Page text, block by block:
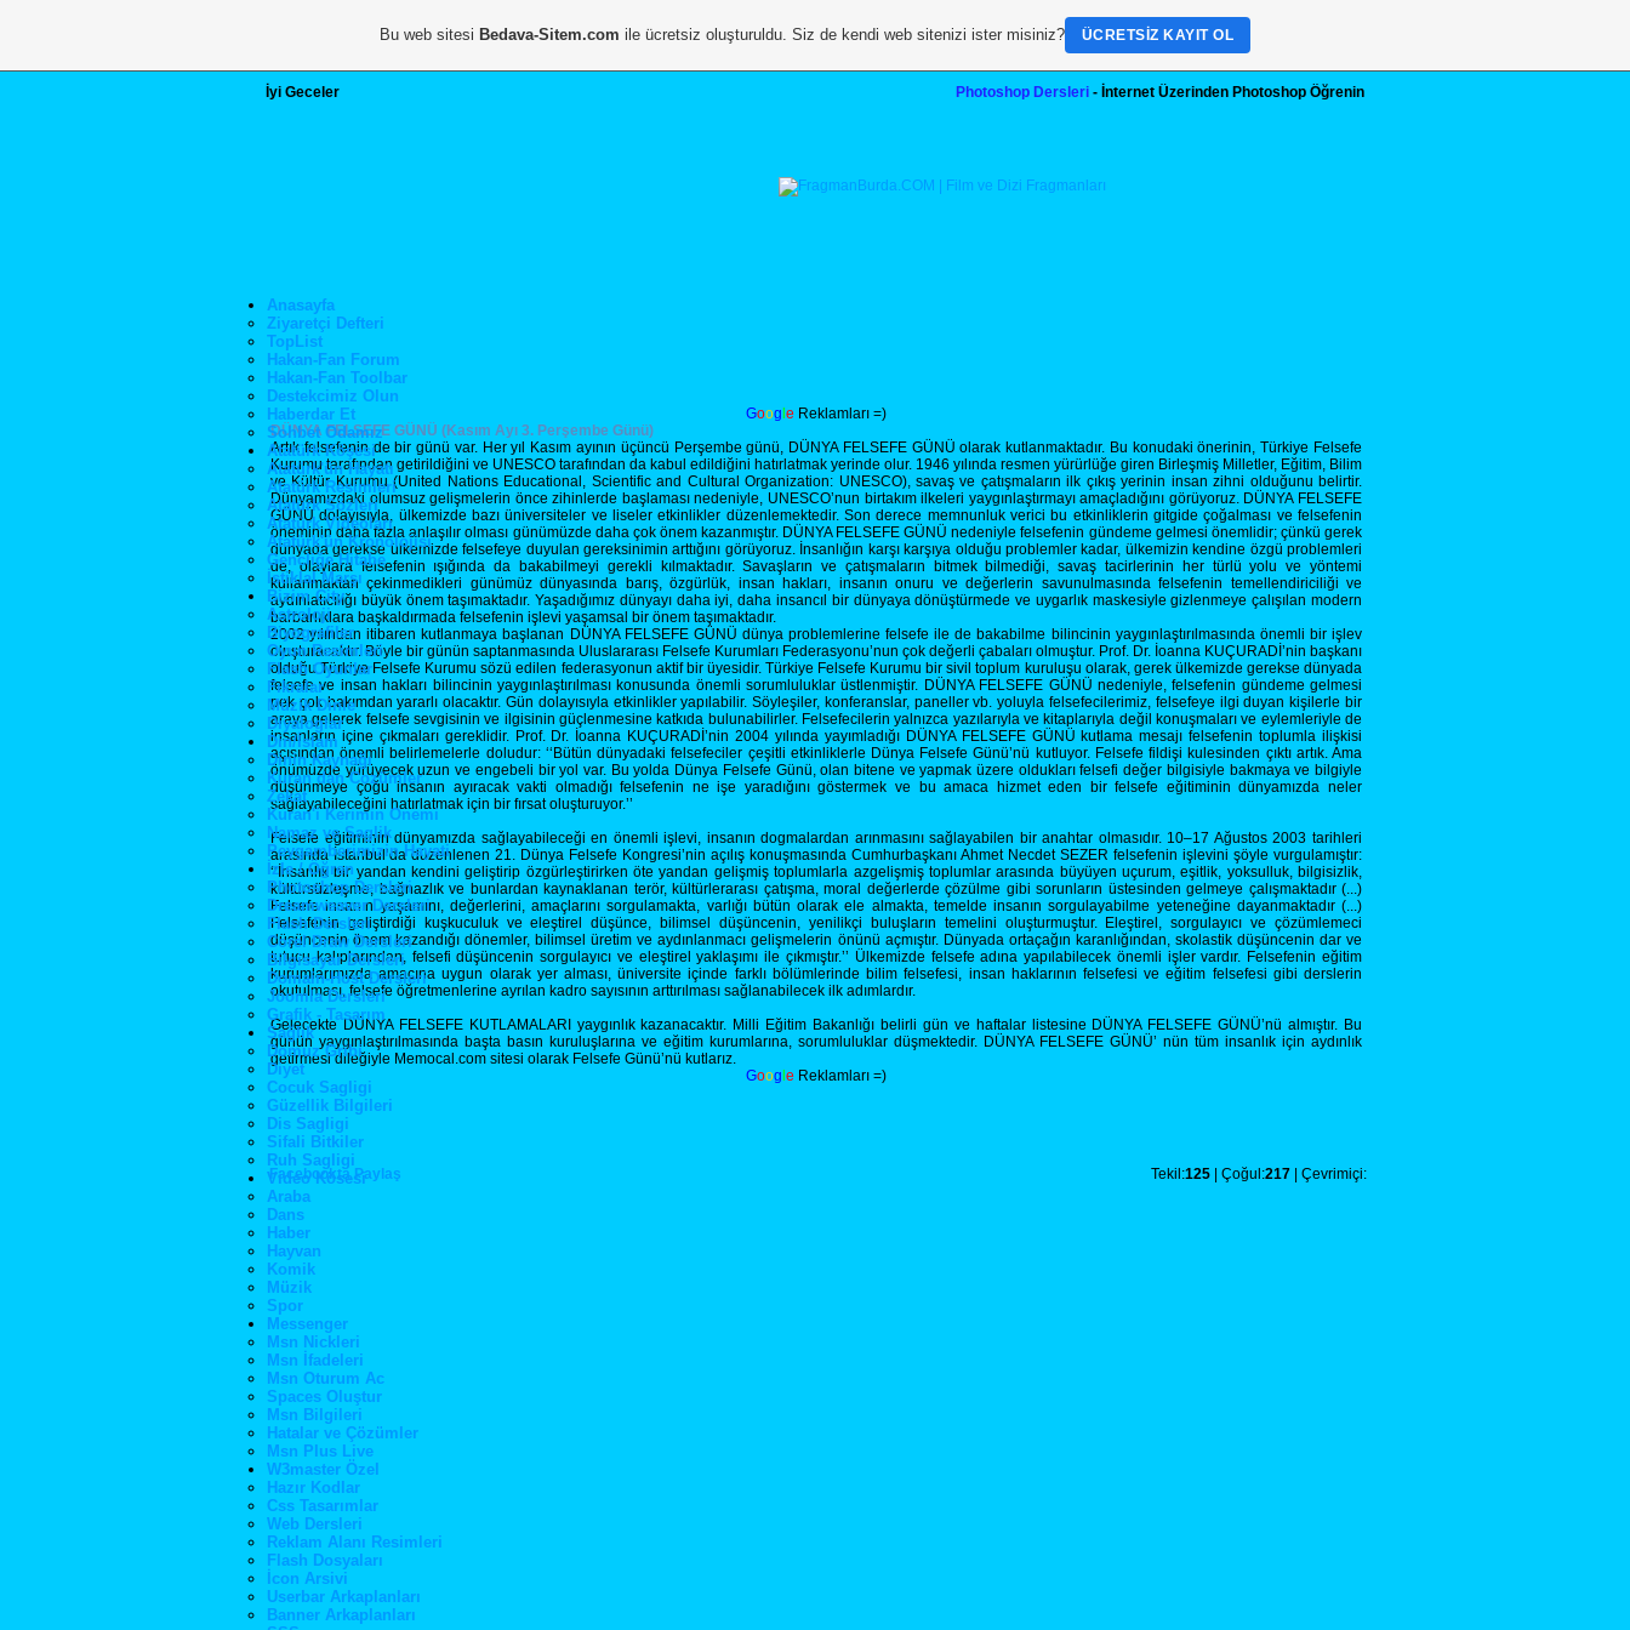
İyi Geceler Photoshop Dersleri - İnternet Üzerinden Photoshop Öğrenin
Anasayfa
Ziyaretçi Defteri
TopList
Hakan-Fan Forum
Hakan-Fan Toolbar
Destekcimiz Olun
Haberdar Et
Sohbet Odamız
Atatürk Köşesi
Atatürk'ün Hayatı
Atatürk Resimleri
Atatürk Sözleri
Atatürk Videoları
Atatürk'ün Kronolojisi
Gencliğe Hitabe
İstiklal Marşı
Bizim City
Astroloji
Biyografiler
Oyun Resimleri
Flash Oyunlar
Fıkralar
Müzik Dinle
Diyaloglar
Din/İslam
Dinin Kaynağı
Kuran dan Cozümler
Zekat
Kuran'i Kerimin Onemi
Namaz ve Saglik
Peygamberimizin Hayati
İzle / Öğren
Photoshop Dersleri
Dreamweaver Dersleri
Flash Dersleri
Corel Draw Dersleri
Bilgisayar Dersleri
Domain-Host Dersleri
Joomla Dersleri
Grafik - Tasarım
Sağlık
Domuz Gribi
Diyet
Cocuk Sagligi
Güzellik Bilgileri
Dis Sagligi
Sifali Bitkiler
Ruh Sagligi
Video Kösesi
Araba
Dans
Haber
Hayvan
Komik
Müzik
Spor
Messenger
Msn Nickleri
Msn İfadeleri
Msn Oturum Ac
Spaces Oluştur
Msn Bilgileri
Hatalar ve Çözümler
Msn Plus Live
W3master Özel
Hazır Kodlar
Css Tasarımlar
Web Dersleri
Reklam Alanı Resimleri
Flash Dosyaları
İcon Arsivi
Userbar Arkaplanları
Banner Arkaplanları
Goog e Reklamları =)
DÜNYA FELSEFE GÜNÜ (Kasım Ayı 3. Perşembe Günü)
Artık felsefenin de bir günü var. Her yıl Kasım ayının üçüncü Perşembe günü, DÜNYA FELSEFE GÜNÜ olarak kutlanmaktadır. Bu konudaki önerinin, Türkiye Felsefe
Kurumu tarafından getirildiğini ve UNESCO tarafından da kabul edildiğini hatırlatmak yerinde olur. 1946 yılında resmen yürürlüğe giren Birleşmiş Milletler, Eğitim, Bilim
ve Kültür Kurumu (United Nations Educational, Scientific and Cultural Organization: UNESCO), savaş ve çatışmaların ilk çıkış yerinin insan zihni olduğunu belirtir.
Dünyamızdaki olumsuz gelişmelerin önce zihinlerde başlaması nedeniyle, UNESCO’nun birtakım ilkeleri yaygınlaştırmayı amaçladığını görüyoruz. DÜNYA FELSEFE
GÜNÜ dolayısıyla, ülkemizde bazı üniversiteler ve liseler etkinlikler düzenlemektedir. Son derece memnunluk verici bu etkinliklerin gitgide çoğalması ve felsefenin
öneminin daha fazla anlaşılır olması günümüzde daha çok önem kazanmıştır. DÜNYA FELSEFE GÜNÜ nedeniyle felsefenin gündeme gelmesi önemlidir; çünkü gerek
dünyada gerekse ülkemizde felsefeye duyulan gereksinimin arttığını görüyoruz. İnsanlığın karşı karşıya olduğu problemler kadar, ülkemizin kendine özgü problemleri
de, olaylara felsefenin ışığında da bakabilmeyi gerekli kılmaktadır. Savaşların ve çatışmaların bitmek bilmediği, savaş tacirlerinin her türlü yolu ve yöntemi
kullanmaktan çekinmedikleri günümüz dünyasında barış, özgürlük, insan hakları, insanın onuru ve değerlerin savunulmasında felsefenin temellendiriciliği ve
aydınlatıcılığı büyük önem taşımaktadır. Yaşadığımız dünyayı daha iyi, daha insancıl bir dünyaya dönüştürmede ve uygarlık maskesiyle gizlenmeye çalışılan modern
barbarlıklara başkaldırmada felsefenin işlevi yaşamsal bir önem taşımaktadır.
2002 yılından itibaren kutlanmaya başlanan DÜNYA FELSEFE GÜNÜ dünya problemlerine felsefe ile de bakabilme bilincinin yaygınlaştırılmasında önemli bir işlev
oluşturacaktır. Böyle bir günün saptanmasında Uluslararası Felsefe Kurumları Federasyonu’nun çok değerli çabaları olmuştur. Prof. Dr. İoanna KUÇURADİ’nin başkanı
olduğu Türkiye Felsefe Kurumu sözü edilen federasyonun aktif bir üyesidir. Türkiye Felsefe Kurumu bir sivil toplum kuruluşu olarak, gerek ülkemizde gerekse dünyada
felsefe ve insan hakları bilincinin yaygınlaştırılması konusunda önemli sorumluluklar üstlenmiştir. DÜNYA FELSEFE GÜNÜ nedeniyle, felsefenin gündeme gelmesi
pek çok bakımdan yararlı olacaktır. Gün dolayısıyla etkinlikler yapılabilir. Söyleşiler, konferanslar, paneller vb. yoluyla felsefecilerimiz, felsefeye ilgi duyan kişilerle bir
araya gelerek felsefe sevgisinin ve ilgisinin güçlenmesine katkıda bulunabilirler. Felsefecilerin yalnızca yazılarıyla ve kitaplarıyla değil konuşmaları ve eylemleriyle de
insanların içine çıkmaları gereklidir. Prof. Dr. İoanna KUÇURADİ’nin 2004 yılında yayımladığı DÜNYA FELSEFE GÜNÜ kutlama mesajı felsefenin toplumla ilişkisi
açısından önemli belirlemelerle doludur: ‘‘Bütün dünyadaki felsefeciler çeşitli etkinliklerle Dünya Felsefe Günü’nü kutluyor. Felsefe fildişi kulesinden çıktı artık. Ama
önümüzde yürüyecek uzun ve engebeli bir yol var. Bu yolda Dünya Felsefe Günü, olan bitene ve yapmak üzere oldukları felsefi değer bilgisiyle bakmaya ve bilgiyle
düşünmeye çoğu insanın ayıracak vakti olmadığı felsefenin ne işe yaradığını göstermek ve bu amaca hizmet eden bir felsefe eğitiminin dünyamızda neler
sağlayabileceğini hatırlatmak için bir fırsat oluşturuyor.’’
Felsefe eğitiminin dünyamızda sağlayabileceği en önemli işlevi, insanın dogmalardan arınmasını sağlayabilen bir anahtar olmasıdır. 10–17 Ağustos 2003 tarihleri
arasında İstanbul’da düzenlenen 21. Dünya Felsefe Kongresi’nin açılış konuşmasında Cumhurbaşkanı Ahmet Necdet SEZER felsefenin işlevini şöyle vurgulamıştır:
‘‘İnsanlık bir yandan kendini geliştirip özgürleştirirken öte yandan gelişmiş toplumlarla azgelişmiş toplumlar arasında büyüyen uçurum, eşitlik, yoksulluk, bilgisizlik,
kültürsüzleşme, bağnazlık ve bunlardan kaynaklanan terör, kültürlerarası çatışma, moral değerlerde çözülme gibi sorunların üstesinden gelmeye çalışmaktadır (...)
Felsefe insanın yaşamını, değerlerini, amaçlarını sorgulamakta, varlığı bütün olarak ele almakta, temelde insanın sorgulayabilme yeteneğine dayanmaktadır (...)
Felsefenin geliştirdiği kuşkuculuk ve eleştirel düşünce, bilimsel düşüncenin, yenilikçi buluşların temelini oluşturmuştur. Eleştirel, sorgulayıcı ve çözümlemeci
düşüncenin önem kazandığı dönemler, bilimsel üretim ve aydınlanmacı gelişmelerin önünü açmıştır. Dünyada ortaçağın karanlığından, skolastik düşüncenin dar ve
tutucu kalıplarından, felsefi düşüncenin sorgulayıcı ve eleştirel yaklaşımı ile çıkmıştır.’’ Ülkemizde felsefe adına yapılabilecek önemli işler vardır. Felsefenin eğitim
kurumlarımızda amacına uygun olarak yer alması, üniversite içinde farklı bölümlerinde bilim felsefesi, insan haklarının felsefesi ve eğitim felsefesi gibi derslerin
okutulması, felsefe öğretmenlerine ayrılan kadro sayısının arttırılması sağlanabilecek ilk adımlardır.
Gelecekte DÜNYA FELSEFE KUTLAMALARI yaygınlık kazanacaktır. Milli Eğitim Bakanlığı belirli gün ve haftalar listesine DÜNYA FELSEFE GÜNÜ’nü almıştır. Bu
günün yaygınlaştırılmasında başta basın kuruluşlarına ve eğitim kurumlarına, sorumluluklar düşmektedir. DÜNYA FELSEFE GÜNÜ’ nün tüm insanlık için aydınlık
getirmesi dileğiyle Memocal.com sitesi olarak Felsefe Günü’nü kutlarız.
Goog e Reklamları =)
Tekil:125 | Çoğul:217 | Çevrimiçi:
Facebookta Paylaş
Bu web sitesi Bedava-Sitem.com ile ücretsiz oluşturuldu. Siz de kendi web sitenizi ister misiniz? ÜCRETSIZ KAYIT OL